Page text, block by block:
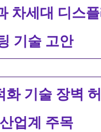
차세대 디스
기술 고안
화 기술 장벽
업계 주목